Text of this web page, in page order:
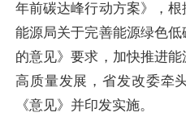
年前碳达峰行动方案》，
能源局关于完善能源绿色
的意见》要求，加快推进
高质量发展，省发改委牵
《意见》并印发实施。